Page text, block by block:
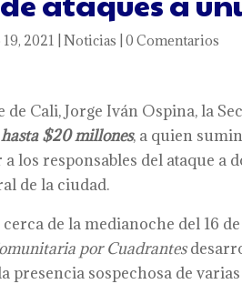
19, 2021 |Noticias |0 Comentarios
Cali, Jorge Iván Ospina, la
$20 millones, a quien
los responsables del ataque a
de la ciudad.
de la medianoche del 16
por Cuadrantes
sospechosa de